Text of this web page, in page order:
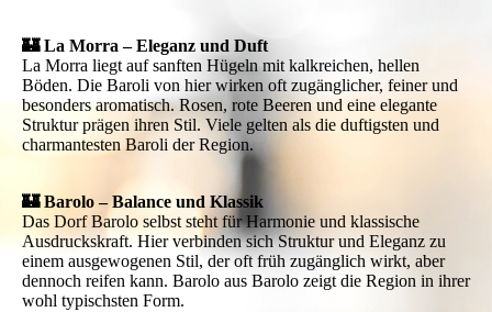
🏰 La Morra – Eleganz und Duft
La Morra liegt auf sanften Hügeln mit kalkreichen, hellen
Böden. Die Baroli von hier wirken oft zugänglicher, feiner und
besonders aromatisch. Rosen, rote Beeren und eine elegante
Struktur prägen ihren Stil. Viele gelten als die duftigsten und
charmantesten Baroli der Region.
🏰 Barolo – Balance und Klassik
Das Dorf Barolo selbst steht für Harmonie und klassische
Ausdruckskraft. Hier verbinden sich Struktur und Eleganz zu
einem ausgewogenen Stil, der oft früh zugänglich wirkt, aber
dennoch reifen kann. Barolo aus Barolo zeigt die Region in ihrer
wohl typischsten Form.